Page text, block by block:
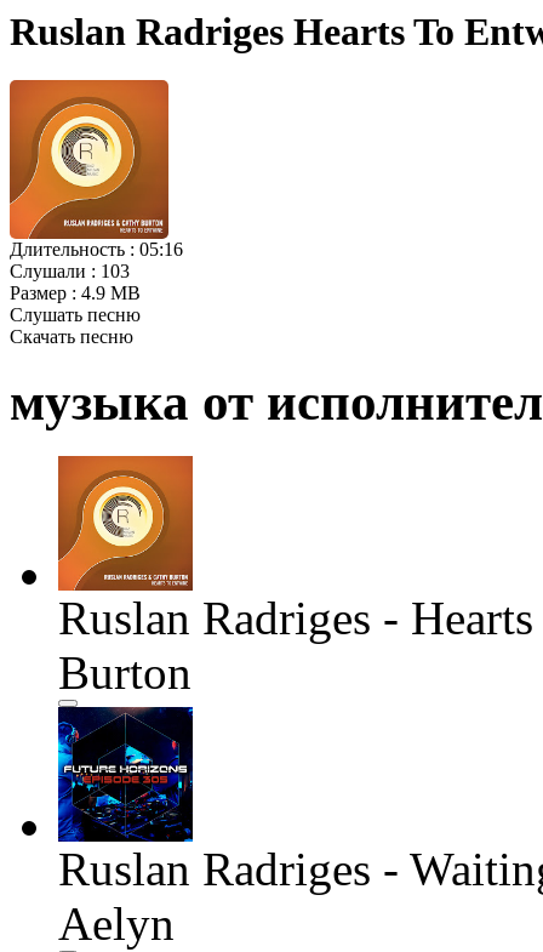
Ruslan Radriges Hearts To
Длительность : 05:16
Слушали : 103
Размер : 4.9 MB
Слушать песню
Скачать песню
музыка от
Ruslan Radriges -
Burton
Ruslan Radriges -
Aelyn